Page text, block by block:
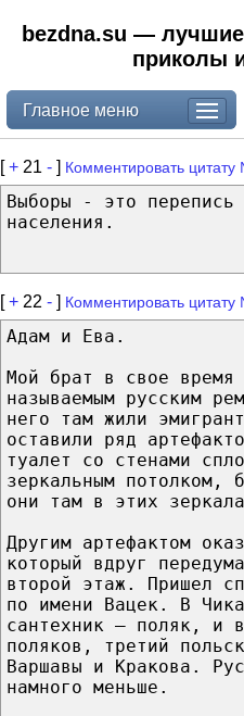
bezdna.su —
приколы
Главное меню
[+ 21 - ] Комментировать
Выборы - это перепись
населения.
[+ 22 - ] Комментировать
Адам и Ева.
Мой брат в свое
называемым русским
него там жили
оставили ряд
туалет со стенами
зеркальным потолком,
они там в этих
Другим артефактом
который вдруг
второй этаж. Пришел
по имени Вацек. В
сантехник – поляк, и
поляков, третий
Варшавы и Кракова.
намного меньше.